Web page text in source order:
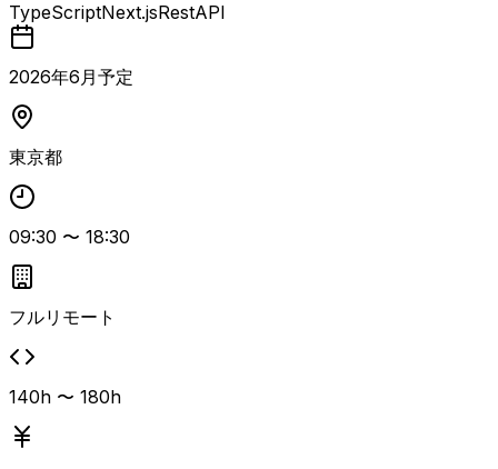
ンド処理の実装、データベース設計、GCP／Firebase環境
との連携などを担当します。 性能・可用性・セキュリティ
などの非機能要件の見積もりや設計、テストコード実装およ
び品質保証まで一貫して対応できるエンジニアを想定してい
ます。 Webアプリのバックエンド開発経験に加え、フルス
上の開発経験、非機能要件の見積もり・設計経験、Claude
CodeやCodex、CursorなどのAIツールを活用した開発経験
が必須となります。 HonoでのAPI開発経験、GCPでの構
築・運用経験、Harness Engineeringに関する知識・経験、
TDDやCI/CD構築経験があるとよりマッチします。 フルリ
モート前提ですが、必要に応じて都内指定場所への出社が発
生する可能性があります。 外国籍も日本語ビジネスレベル
す。
TypeScriptNext.jsRestAPI
2026年6月予定
東京都
09:30 〜 18:30
フルリモート
140h 〜 180h